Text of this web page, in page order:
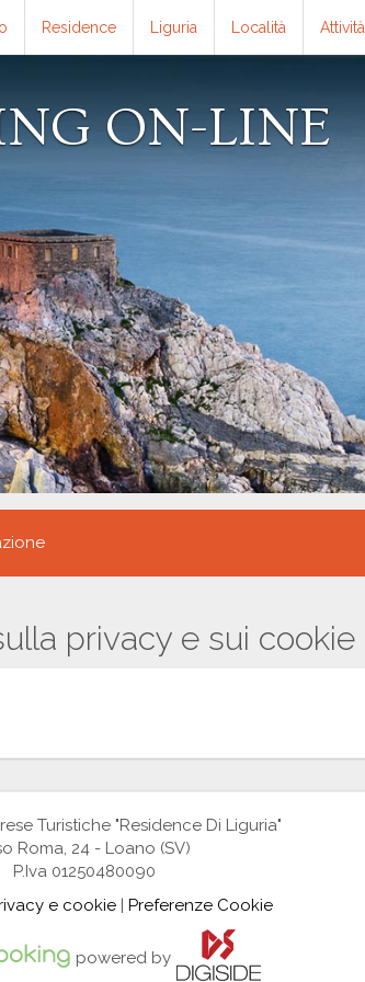
Residence Liguria Località Attività
ON-LINE
privacy e sui cookie
Turistiche "Residence Di Liguria"
Roma, 24 - Loano (SV)
P.Iva 01250480090
e cookie | Preferenze Cookie
powered by